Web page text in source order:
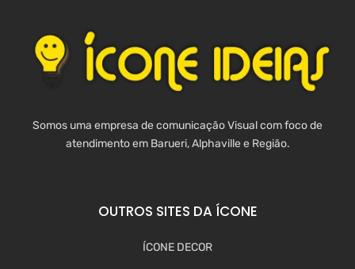
Somos uma empresa de comunicação Visual com foco de
atendimento em Barueri, Alphaville e Região.
OUTROS SITES DA ÍCONE
ÍCONE DECOR